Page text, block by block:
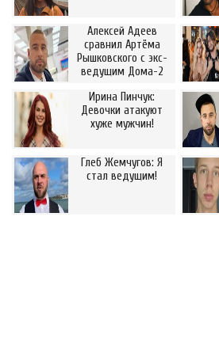
Алексей Адеев
сравнил Артёма
Рышковского с экс-
ведущим Дома-2
Ирина Пинчук:
Девочки атакуют
хуже мужчин!
Глеб Жемчугов: Я
стал ведущим!